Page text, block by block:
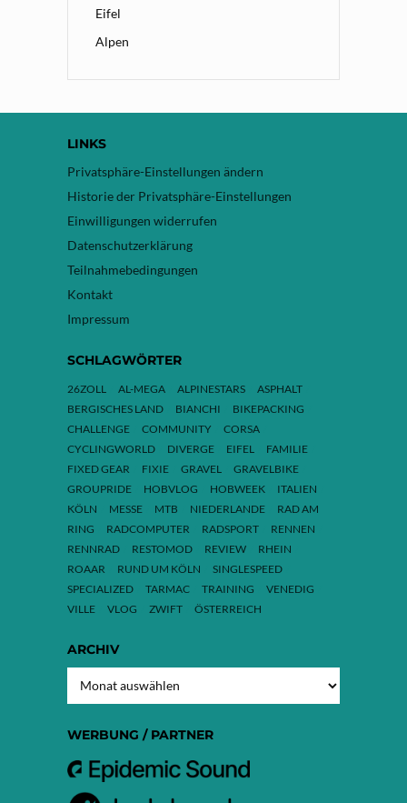
Eifel
Alpen
LINKS
Privatsphäre-Einstellungen ändern
Historie der Privatsphäre-Einstellungen
Einwilligungen widerrufen
Datenschutzerklärung
Teilnahmebedingungen
Kontakt
Impressum
SCHLAGWÖRTER
26ZOLL AL-MEGA ALPINESTARS
ASPHALT
BERGISCHES LAND
BIANCHI
BIKEPACKING
CHALLENGE
COMMUNITY
CORSA
CYCLINGWORLD
DIVERGE EIFEL
FAMILIE
FIXED GEAR
FIXIE GRAVEL
GRAVELBIKE
GROUPRIDE
HOBVLOG HOBWEEK
ITALIEN
KÖLN
MESSE MTB NIEDERLANDE
RAD AM
RING
RADCOMPUTER RADSPORT
RENNEN
RENNRAD
RESTOMOD REVIEW
RHEIN
ROAAR
RUND UM KÖLN
SINGLESPEED
SPECIALIZED
TARMAC TRAINING
VENEDIG
VILLE
VLOG ZWIFT ÖSTERREICH
ARCHIV
WERBUNG / PARTNER